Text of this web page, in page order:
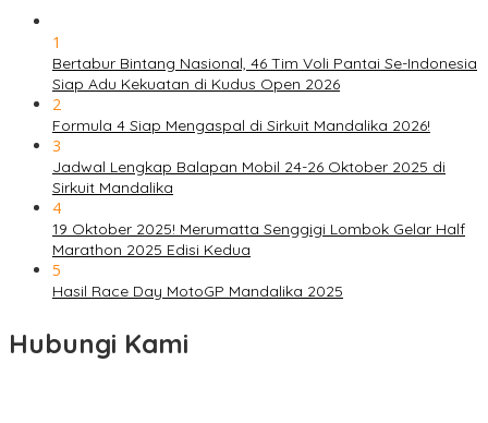
1
Bertabur Bintang Nasional, 46 Tim Voli Pantai Se-Indonesia
Siap Adu Kekuatan di Kudus Open 2026
2
Formula 4 Siap Mengaspal di Sirkuit Mandalika 2026!
3
Jadwal Lengkap Balapan Mobil 24-26 Oktober 2025 di
Sirkuit Mandalika
4
19 Oktober 2025! Merumatta Senggigi Lombok Gelar Half
Marathon 2025 Edisi Kedua
5
Hasil Race Day MotoGP Mandalika 2025
Hubungi Kami